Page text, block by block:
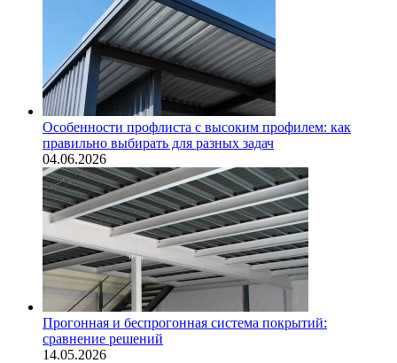
Особенности профлиста с высоким профилем: как
правильно выбирать для разных задач
04.06.2026
Прогонная и беспрогонная система покрытий:
сравнение решений
14.05.2026